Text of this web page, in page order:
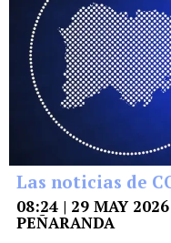
Las noticias de
08:24 | 29 MAY
PEÑARANDA